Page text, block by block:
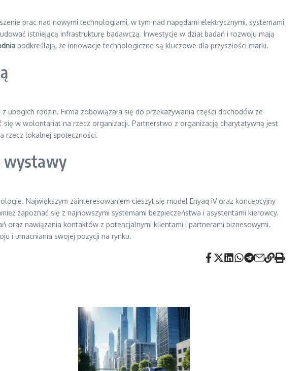
prac nad nowymi technologiami, w tym nad napędami elektrycznymi, systemami
istniejącą infrastrukturę badawczą. Inwestycje w dział badań i rozwoju mają
podkreślają, że innowacje technologiczne są kluczowe dla przyszłości marki.
ubogich rodzin. Firma zobowiązała się do przekazywania części dochodów ze
w wolontariat na rzecz organizacji. Partnerstwo z organizacją charytatywną jest
rzecz lokalnej społeczności.
wystawy
Największym zainteresowaniem cieszył się model Enyaq iV oraz koncepcyjny
zapoznać się z najnowszymi systemami bezpieczeństwa i asystentami kierowcy.
oraz nawiązania kontaktów z potencjalnymi klientami i partnerami biznesowymi.
i umacniania swojej pozycji na rynku.